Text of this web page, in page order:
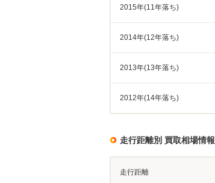
2015年(11年落ち)
2014年(12年落ち)
2013年(13年落ち)
2012年(14年落ち)
走行距離別 買取相場情報
走行距離